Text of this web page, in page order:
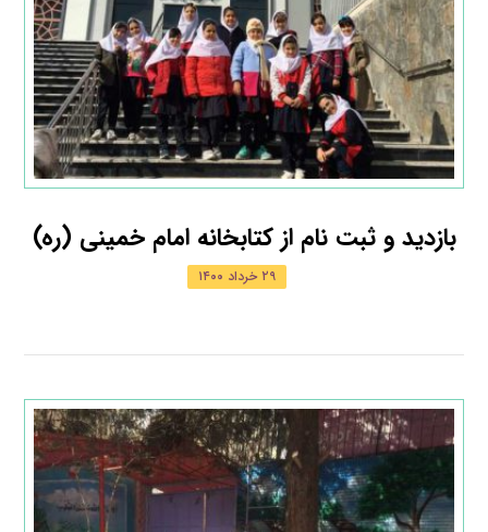
بازدید و ثبت نام از کتابخانه امام خمینی (ره)
۲۹ خرداد ۱۴۰۰